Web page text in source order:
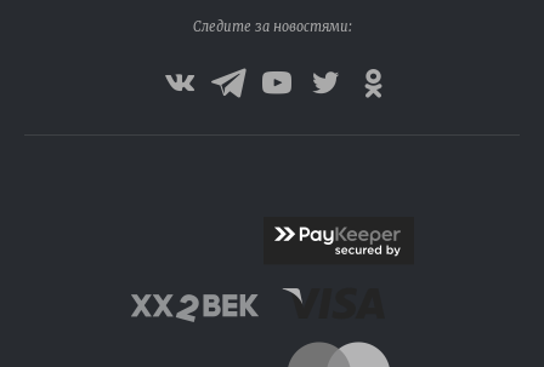
Следите за новостями: